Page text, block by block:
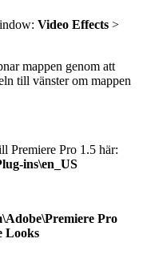
Video Effects >
mappen genom att
till vänster om mappen
Premiere Pro 1.5 här:
ins\en_US
Pro
Looks